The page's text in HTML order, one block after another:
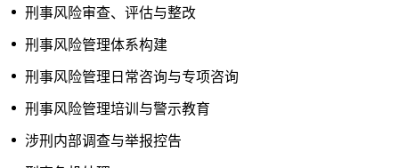
刑事风险审查、评估与整改
刑事风险管理体系构建
刑事风险管理日常咨询与专项咨询
刑事风险管理培训与警示教育
涉刑内部调查与举报控告